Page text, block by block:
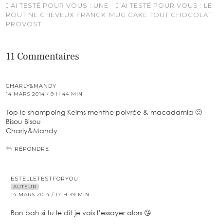
J'AI TESTÉ POUR VOUS : UNE
ROUTINE CHEVEUX FRANCK
PROVOST
J’AI TESTÉ POUR VOUS : LE
MUG CAKE TOUT CHOCOLAT
11 Commentaires
CHARLY&MANDY
14 MARS 2014 / 9 H 44 MIN
Top le shampoing Keims menthe poivrée & macadamia 🙂
Bisou Bisou
Charly&Mandy
RÉPONDRE
ESTELLETESTFORYOU
AUTEUR
14 MARS 2014 / 17 H 39 MIN
Bon bah si tu le dit je vais l’essayer alors 😘